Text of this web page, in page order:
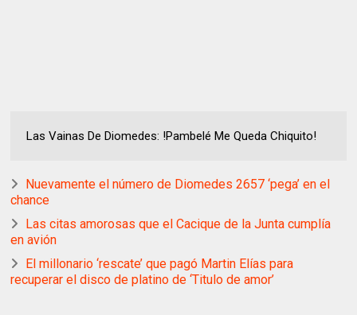
Las Vainas De Diomedes: !Pambelé Me Queda Chiquito!
Nuevamente el número de Diomedes 2657 ‘pega’ en el
chance
Las citas amorosas que el Cacique de la Junta cumplía
en avión
El millonario ‘rescate’ que pagó Martin Elías para
recuperar el disco de platino de ‘Titulo de amor’